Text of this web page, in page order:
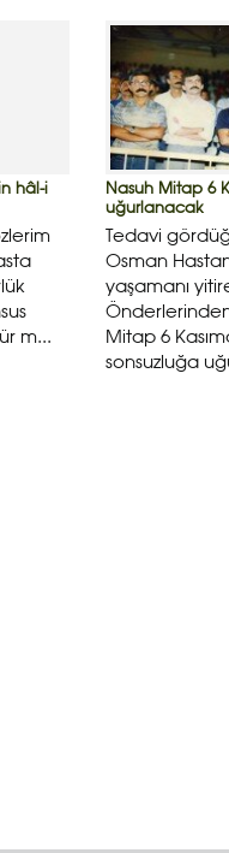
hâl-i
m...
Nasuh Mitap 6
uğurlanacak
Tedavi
Osman
yaşamanı
Mitap 6
sonsuzluğa